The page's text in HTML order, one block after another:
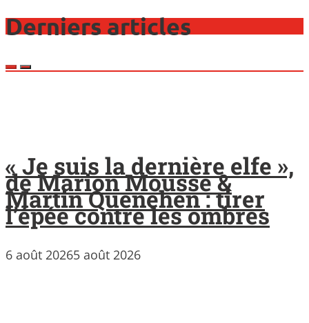
Derniers articles
« Je suis la dernière elfe »,
de Marion Mousse &
Martin Quenehen : tirer
l’épée contre les ombres
6 août 20265 août 2026